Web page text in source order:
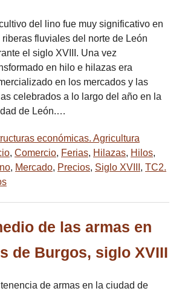
del lino fue muy significativo en
riberas fluviales del norte de León
el siglo XVIII. Una vez
en hilo e hilazas era
en los mercados y las
celebrados a lo largo del año en la
de León.…
económicas. Agricultura
, Comercio, Ferias, Hilazas, Hilos,
, Mercado, Precios, Siglo XVIII , TC2.
de las armas en
de Burgos, siglo XVIII
tenencia de armas en la ciudad de